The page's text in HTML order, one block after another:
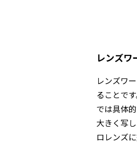
レンズワ
レンズワ
ることです
では具体
大きく写
ロレンズ